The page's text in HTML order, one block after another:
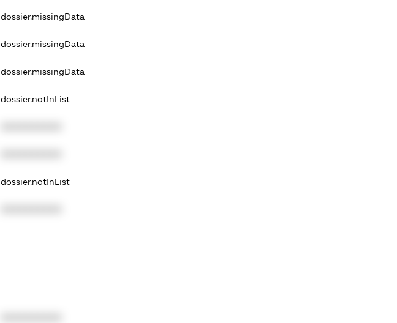
dossier.missingData
dossier.missingData
dossier.missingData
dossier.notInList
dossier.notInList